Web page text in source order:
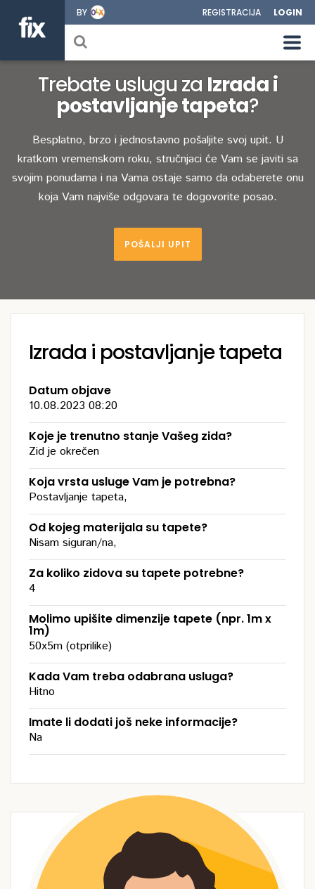
BY REGISTRACIJA LOGIN
Trebate uslugu za Izrada i
postavljanje tapeta?
Besplatno, brzo i jednostavno pošaljite svoj upit. U
kratkom vremenskom roku, stručnjaci će Vam se javiti sa
svojim ponudama i na Vama ostaje samo da odaberete onu
koja Vam najviše odgovara te dogovorite posao.
POŠALJI UPIT
Izrada i postavljanje tapeta
Datum objave
10.08.2023 08:20
Koje je trenutno stanje Vašeg zida?
Zid je okrečen
Koja vrsta usluge Vam je potrebna?
Postavljanje tapeta,
Od kojeg materijala su tapete?
Nisam siguran/na,
Za koliko zidova su tapete potrebne?
4
Molimo upišite dimenzije tapete (npr. 1m x
1m)
50x5m (otprilike)
Kada Vam treba odabrana usluga?
Hitno
Imate li dodati još neke informacije?
Na